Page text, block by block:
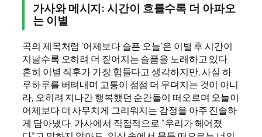
가사와 메시지: 시간이 흐를수록 더 아파오
는 이별
곡의 제목처럼 ‘어제보다 슬픈 오늘’은 이별 후 시간이
지날수록 오히려 더 짙어지는 슬픔을 노래하고 있다.
흔히 이별 직후가 가장 힘들다고 생각하지만, 사실 하
루하루를 버텨내며 고통이 점점 더 무뎌지는 것이 아니
라, 오히려 지나간 행복했던 순간들이 떠오르며 오늘이
어제보다 더 사무치게 그리워지는 감정을 아주 진솔하
게 담아냈다. 가사에서 직접적으로 “우리가 헤어졌